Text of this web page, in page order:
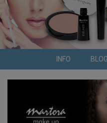
INFO BLOG